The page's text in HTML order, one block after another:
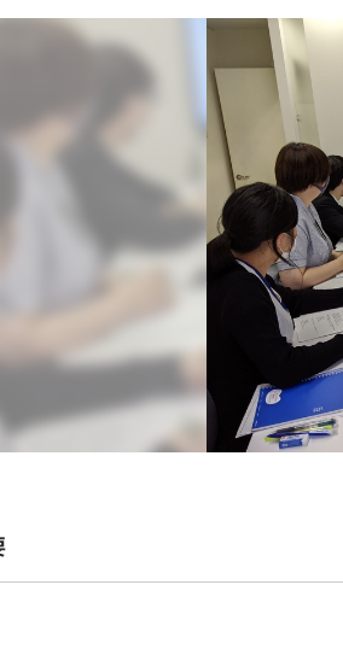
個人向けプラン
法人向けプラン
学校向けプラン
契約内容・クーポ